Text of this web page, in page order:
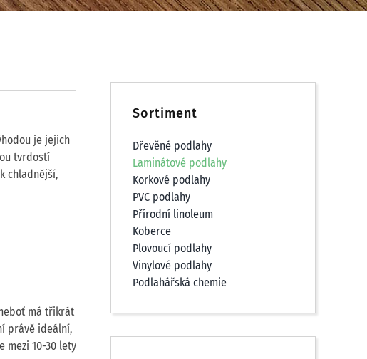
je jejich
tvrdostí
chladnější,
má třikrát
právě ideální,
mezi 10-30 lety
Sortiment
Dřevěné podlahy
Laminátové podlahy
Korkové podlahy
PVC podlahy
Přírodní linoleum
Koberce
Plovoucí podlahy
Vinylové podlahy
Podlahářská chemie